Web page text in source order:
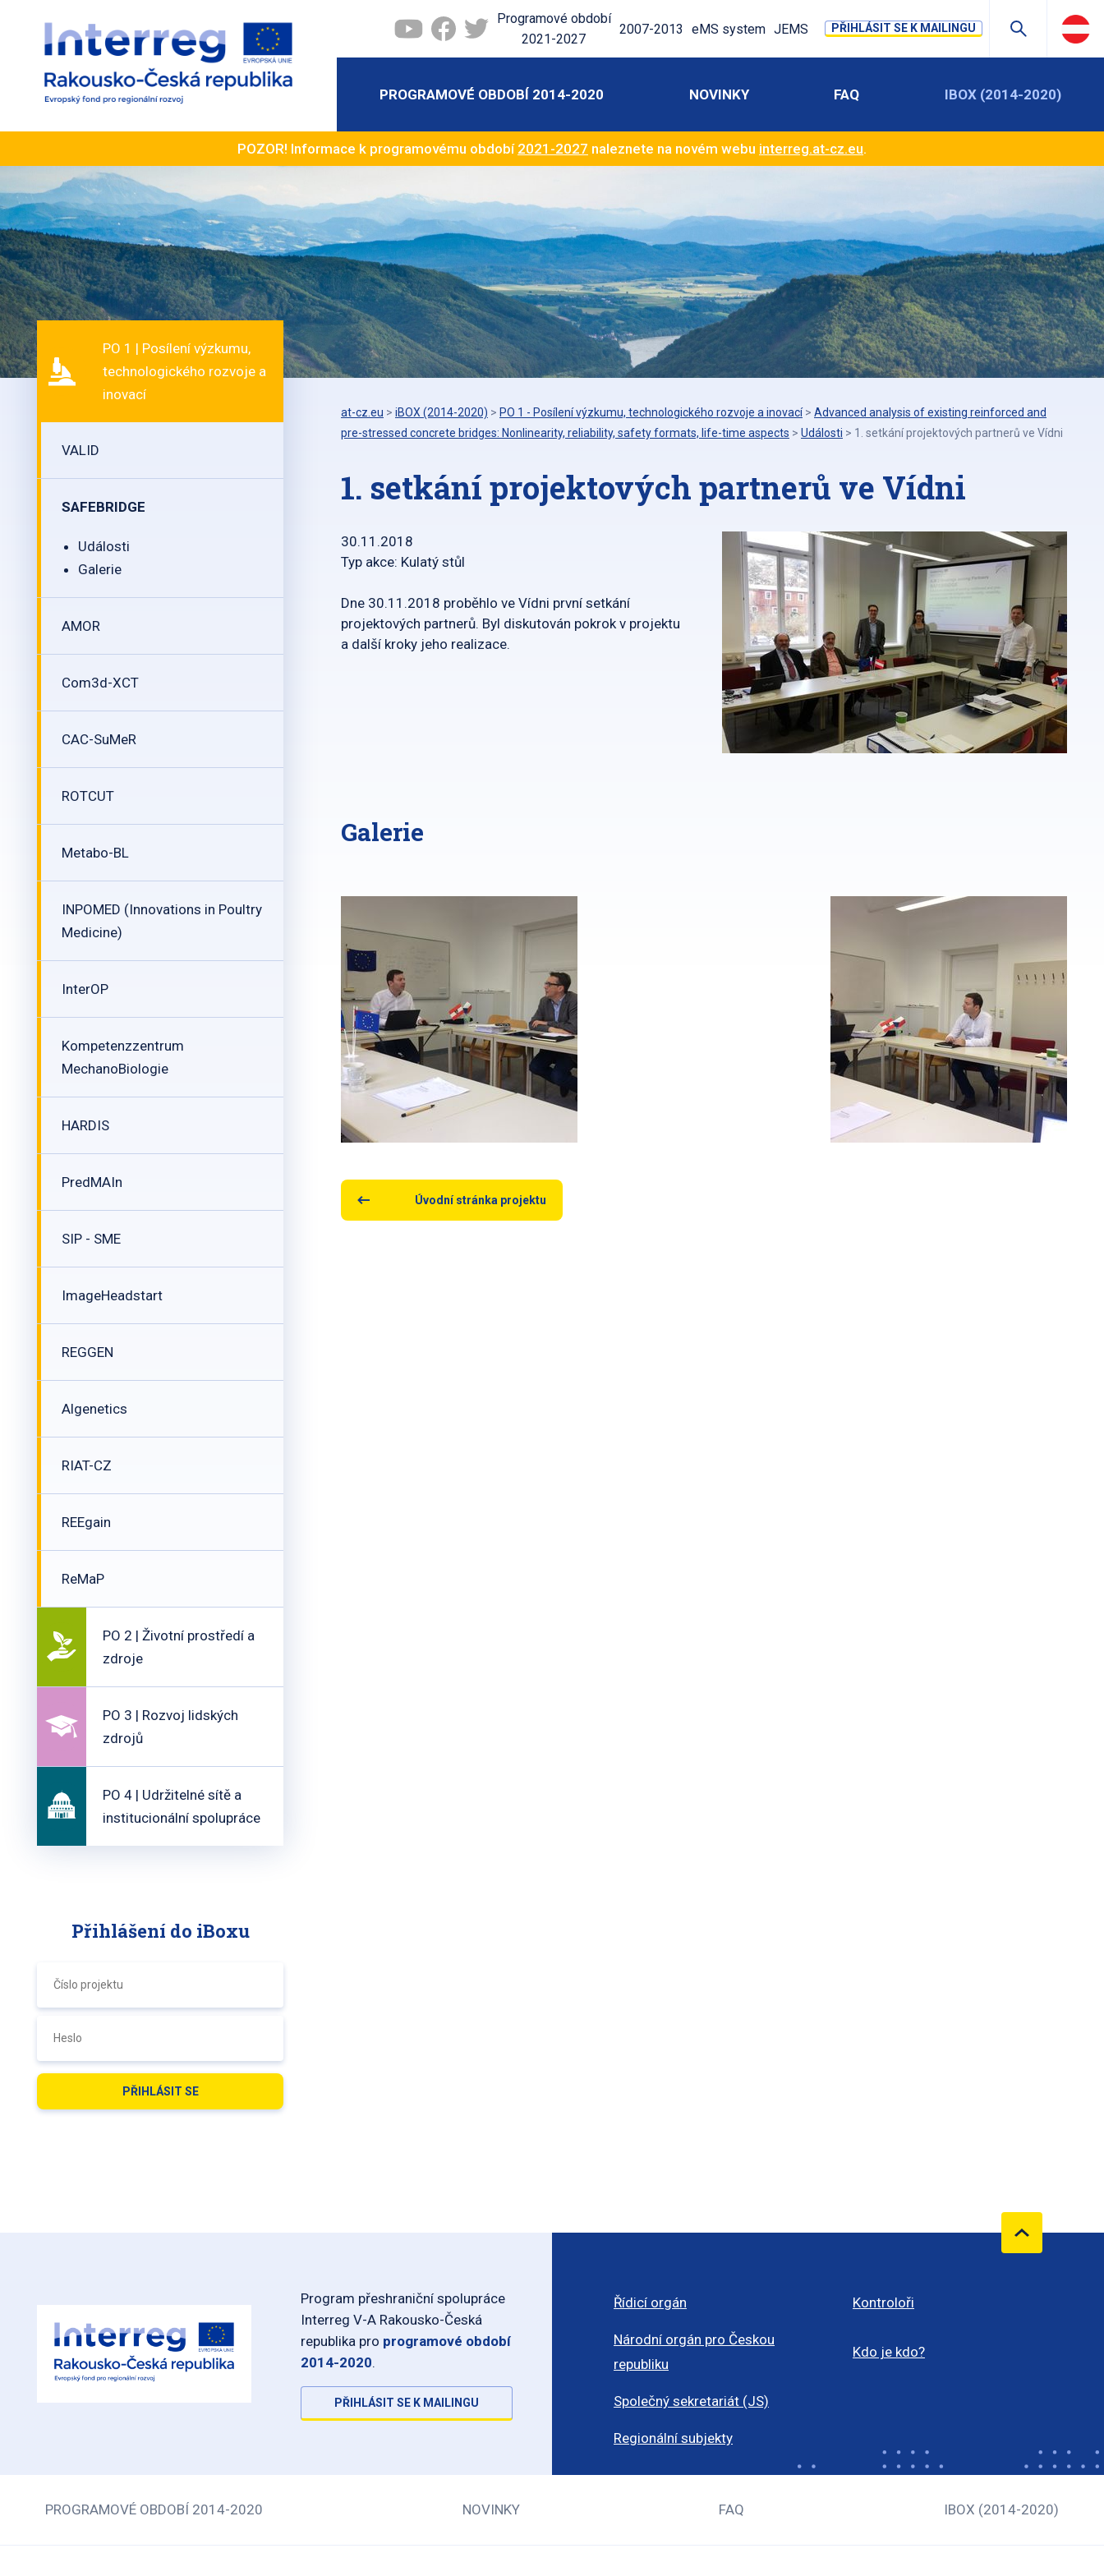
Programové období
2021-2027
2007-2013 eMS system JEMS PŘIHLÁSIT SE K MAILINGU
PROGRAMOVÉ OBDOBÍ 2014-2020 NOVINKY FAQ IBOX (2014-2020)
POZOR! Informace k programovému období 2021-2027 naleznete na novém webu interreg.at-cz.eu.
PO 1 | Posílení výzkumu,
technologického rozvoje a
inovací
VALID
SAFEBRIDGE
Události
Galerie
AMOR
Com3d-XCT
CAC-SuMeR
ROTCUT
Metabo-BL
INPOMED (Innovations in Poultry
Medicine)
InterOP
Kompetenzzentrum
MechanoBiologie
HARDIS
PredMAIn
SIP - SME
ImageHeadstart
REGGEN
Algenetics
RIAT-CZ
REEgain
ReMaP
PO 2 | Životní prostředí a
zdroje
PO 3 | Rozvoj lidských
zdrojů
PO 4 | Udržitelné sítě a
institucionální spolupráce
Přihlášení do iBoxu
at-cz.eu > iBOX (2014-2020) > PO 1 - Posílení výzkumu, technologického rozvoje a inovací > Advanced analysis of existing reinforced and
pre-stressed concrete bridges: Nonlinearity, reliability, safety formats, life-time aspects > Události > 1. setkání projektových partnerů ve Vídni
1. setkání projektových partnerů ve Vídni
30.11.2018
Typ akce: Kulatý stůl
Dne 30.11.2018 proběhlo ve Vídni první setkání
projektových partnerů. Byl diskutován pokrok v projektu
a další kroky jeho realizace.
Galerie
Úvodní stránka projektu
Program přeshraniční spolupráce
Interreg V-A Rakousko-Česká
republika pro programové období
2014-2020.
PŘIHLÁSIT SE K MAILINGU
Řídicí orgán
Národní orgán pro Českou
republiku
Společný sekretariát (JS)
Regionální subjekty
Kontroloři
Kdo je kdo?
PROGRAMOVÉ OBDOBÍ 2014-2020 NOVINKY FAQ IBOX (2014-2020)